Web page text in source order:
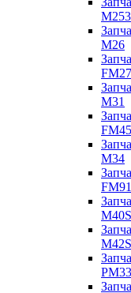
M253
M26
FM27
M31
M34
FM91
M40S
M42S